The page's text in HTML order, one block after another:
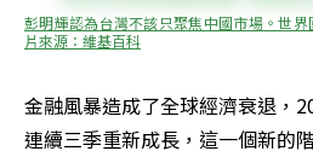
彭明輝認為台灣不該只聚焦中國市場。世
片來源：維基百科
金融風暴造成了全球經濟衰退，
連續三季重新成長，這一個新的